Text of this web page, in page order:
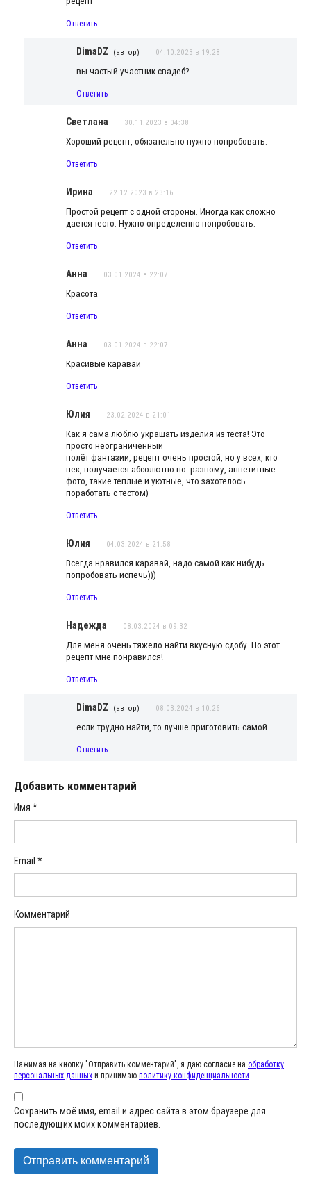
Ответить
DimaDZ (автор) 04.10.2023 в 19:28
вы частый участник свадеб?
Ответить
Светлана 30.11.2023 в 04:38
Хороший рецепт, обязательно нужно попробовать.
Ответить
Ирина 22.12.2023 в 23:16
Простой рецепт с одной стороны. Иногда как сложно
дается тесто. Нужно определенно попробовать.
Ответить
Анна 03.01.2024 в 22:07
Красота
Ответить
Анна 03.01.2024 в 22:07
Красивые караваи
Ответить
Юлия 23.02.2024 в 21:01
Как я сама люблю украшать изделия из теста! Это
просто неограниченный
полёт фантазии, рецепт очень простой, но у всех, кто
пек, получается абсолютно по- разному, аппетитные
фото, такие теплые и уютные, что захотелось
поработать с тестом)
Ответить
Юлия 04.03.2024 в 21:58
Всегда нравился каравай, надо самой как нибудь
попробовать испечь)))
Ответить
Надежда 08.03.2024 в 09:32
Для меня очень тяжело найти вкусную сдобу. Но этот
рецепт мне понравился!
Ответить
DimaDZ (автор) 08.03.2024 в 10:26
если трудно найти, то лучше приготовить самой
Ответить
Добавить комментарий
Имя *
Email *
Комментарий
Нажимая на кнопку "Отправить комментарий", я даю согласие на обработку
персональных данных и принимаю политику конфиденциальности.
Сохранить моё имя, email и адрес сайта в этом браузере для
последующих моих комментариев.